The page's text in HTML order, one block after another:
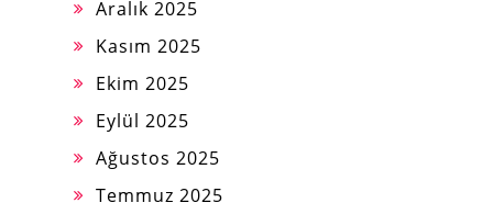
Aralık 2025
Kasım 2025
Ekim 2025
Eylül 2025
Ağustos 2025
Temmuz 2025